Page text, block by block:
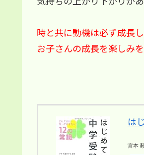
時と共に動機は必ず成長
お子さんの成長を楽しみ
は
宮本